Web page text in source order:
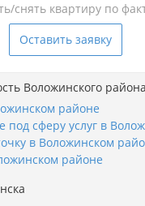
снять квартиру по
Оставить заявку
Воложинского района
районе
сферу услуг в
в Воложинском
районе